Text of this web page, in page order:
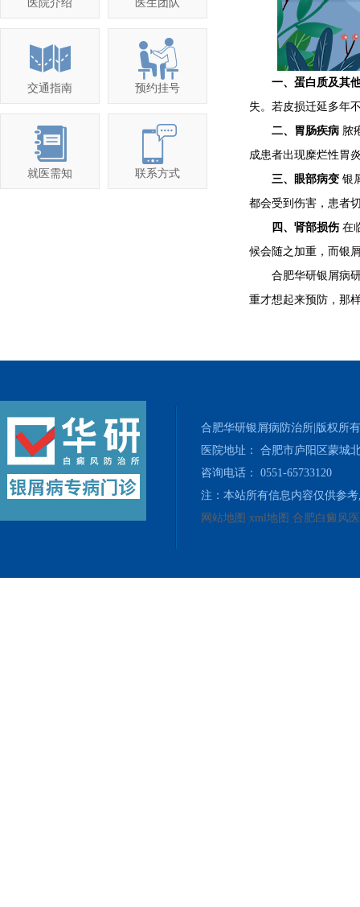
医院介绍 医生团队
交通指南 预约挂号
就医需知 联系方式
一、蛋白质及其他
失。若皮损迁延多年
二、胃肠疾病 脓
成患者出现糜烂性胃
三、眼部病变 银
都会受到伤害，患者
四、肾部损伤 在
候会随之加重，而银
合肥华研银屑病研
重才想起来预防，那
合肥华研银屑病防治所|版权所有
医院地址： 合肥市庐阳区蒙城
咨询电话： 0551-65733120
注：本站所有信息内容仅供参
网站地图 xml地图 合肥白癜风